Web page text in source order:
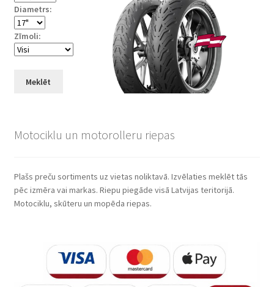
Diametrs:
Zīmoli:
Meklēt
Motociklu un motorolleru riepas
Plašs preču sortiments uz vietas noliktavā. Izvēlaties meklēt tās
pēc izmēra vai markas. Riepu piegāde visā Latvijas teritorijā.
Motociklu, skūteru un mopēda riepas.